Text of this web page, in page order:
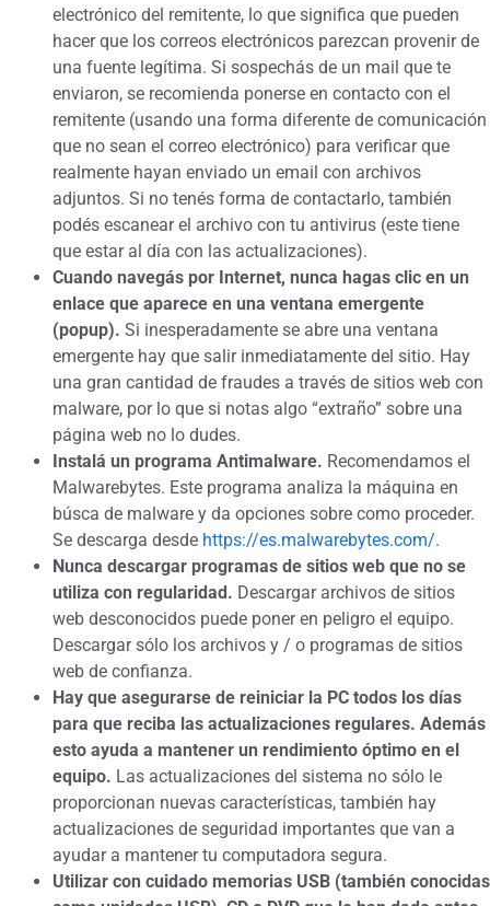
electrónico del remitente, lo que significa que pueden
hacer que los correos electrónicos parezcan provenir de
una fuente legítima. Si sospechás de un mail que te
enviaron, se recomienda ponerse en contacto con el
remitente (usando una forma diferente de comunicación
que no sean el correo electrónico) para verificar que
realmente hayan enviado un email con archivos
adjuntos. Si no tenés forma de contactarlo, también
podés escanear el archivo con tu antivirus (este tiene
que estar al día con las actualizaciones).
Cuando navegás por Internet, nunca hagas clic en un
enlace que aparece en una ventana emergente
(popup). Si inesperadamente se abre una ventana
emergente hay que salir inmediatamente del sitio. Hay
una gran cantidad de fraudes a través de sitios web con
malware, por lo que si notas algo “extraño” sobre una
página web no lo dudes.
Instalá un programa Antimalware. Recomendamos el
Malwarebytes. Este programa analiza la máquina en
búsca de malware y da opciones sobre como proceder.
Se descarga desde https://es.malwarebytes.com/.
Nunca descargar programas de sitios web que no se
utiliza con regularidad. Descargar archivos de sitios
web desconocidos puede poner en peligro el equipo.
Descargar sólo los archivos y / o programas de sitios
web de confianza.
Hay que asegurarse de reiniciar la PC todos los días
para que reciba las actualizaciones regulares. Además
esto ayuda a mantener un rendimiento óptimo en el
equipo. Las actualizaciones del sistema no sólo le
proporcionan nuevas características, también hay
actualizaciones de seguridad importantes que van a
ayudar a mantener tu computadora segura.
Utilizar con cuidado memorias USB (también conocidas